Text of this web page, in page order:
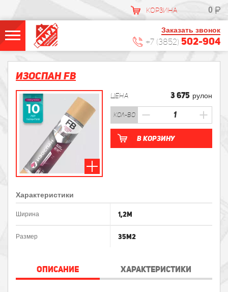
КОРЗИНА 0
Заказать звонок
+7 (3852) 502-904
Изоспан FB
ЦЕНА 3 675 рулон
кол-во
В корзину
Характеристики
Ширина 1,2м
Размер 35м2
ОПИСАНИЕ ХАРАКТЕРИСТИКИ